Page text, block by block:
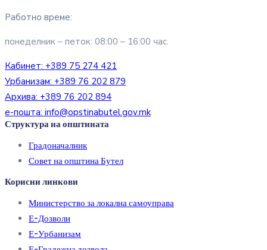
Работно време:
понеделник – петок: 08:00 – 16:00 час.
Кабинет: +389 75 274 421
Урбанизам: +389 76 202 879
Архива: +389 76 202 894
е-пошта: info@opstinabutel.gov.mk
Структура на општината
Градоначалник
Совет на општина Бутел
Корисни линкови
Министерство за локална самоуправа
Е-Дозволи
Е-Урбанизам